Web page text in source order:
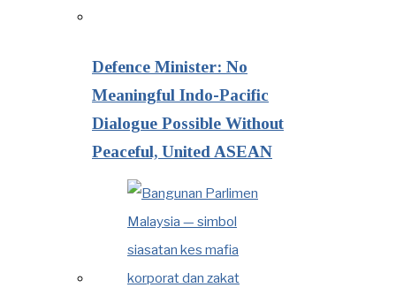
Defence Minister: No
Meaningful Indo-Pacific
Dialogue Possible Without
Peaceful, United ASEAN